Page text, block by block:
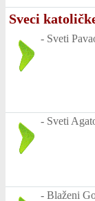
Sveci
- Sveti
- Sveti
- Blaženi